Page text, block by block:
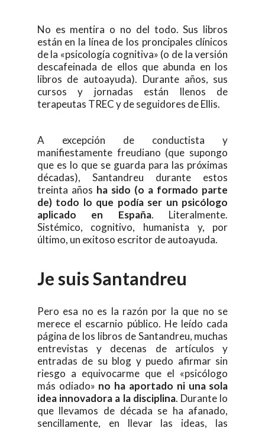
No es mentira o no del todo. Sus libros
están en la línea de los proncipales clínicos
de la «psicología cognitiva» (o de la versión
descafeinada de ellos que abunda en los
libros de autoayuda). Durante años, sus
cursos y jornadas están llenos de
terapeutas TREC y de seguidores de Ellis.
A excepción de conductista y
manifiestamente freudiano (que supongo
que es lo que se guarda para las próximas
décadas), Santandreu durante estos
treinta años ha sido (o a formado parte
de) todo lo que podía ser un psicólogo
aplicado en España. Literalmente.
Sistémico, cognitivo, humanista y, por
último, un exitoso escritor de autoayuda.
Je suis Santandreu
Pero esa no es la razón por la que no se
merece el escarnio público. He leído cada
página de los libros de Santandreu, muchas
entrevistas y decenas de artículos y
entradas de su blog y puedo afirmar sin
riesgo a equivocarme que el «psicólogo
más odiado» no ha aportado ni una sola
idea innovadora a la disciplina. Durante lo
que llevamos de década se ha afanado,
sencillamente, en llevar las ideas, las